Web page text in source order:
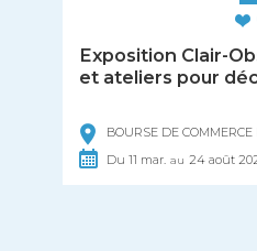
Exposition Clair-
et ateliers pour
BOURSE DE
Du 11 mar. au 24 août